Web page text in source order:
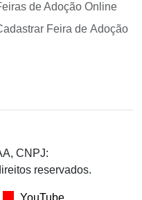
de Adoção Online
Feira de Adoção
CNPJ:
reservados.